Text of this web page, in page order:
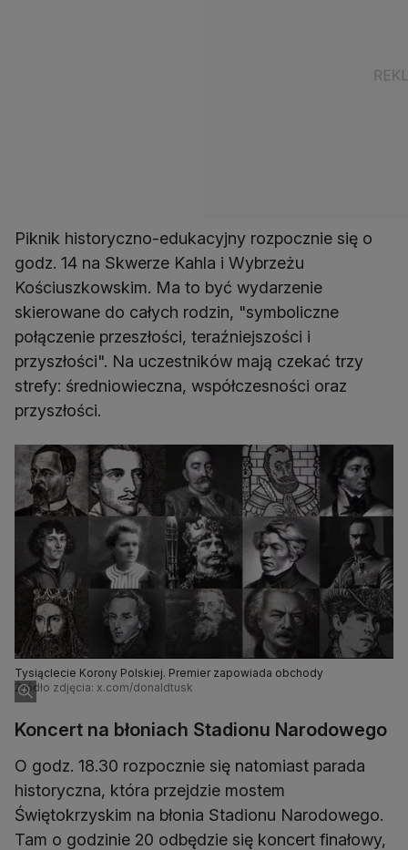
Piknik historyczno-edukacyjny rozpocznie się o
godz. 14 na Skwerze Kahla i Wybrzeżu
Kościuszkowskim. Ma to być wydarzenie
skierowane do całych rodzin, "symboliczne
połączenie przeszłości, teraźniejszości i
przyszłości". Na uczestników mają czekać trzy
strefy: średniowieczna, współczesności oraz
przyszłości.
Tysiąclecie Korony Polskiej. Premier zapowiada obchody
Źródło zdjęcia: x.com/donaldtusk
Koncert na błoniach Stadionu Narodowego
O godz. 18.30 rozpocznie się natomiast parada
historyczna, która przejdzie mostem
Świętokrzyskim na błonia Stadionu Narodowego.
Tam o godzinie 20 odbędzie się koncert finałowy,